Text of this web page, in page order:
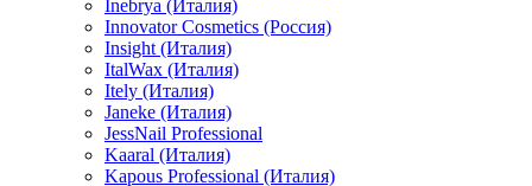
Inebrya (Италия)
Innovator Cosmetics (Россия)
Insight (Италия)
ItalWax (Италия)
Itely (Италия)
Janeke (Италия)
JessNail Professional
Kaaral (Италия)
Kapous Professional (Италия)